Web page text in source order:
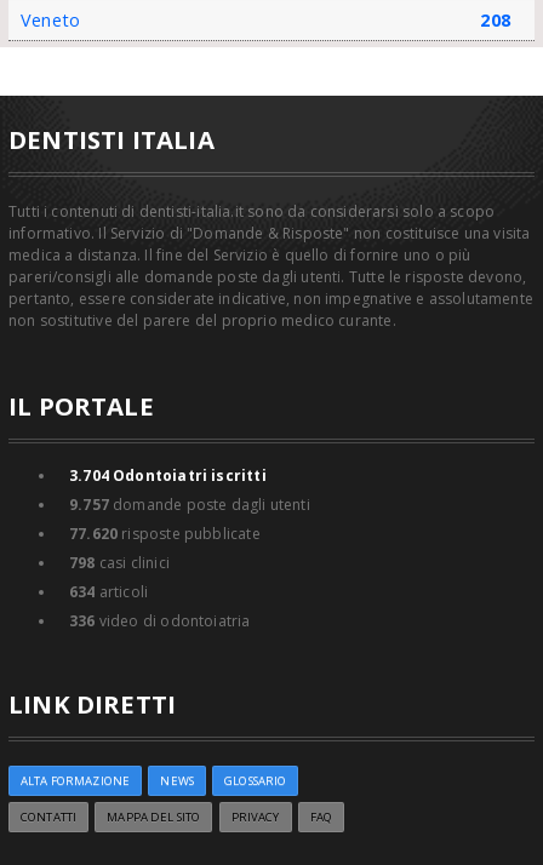
Veneto 208
DENTISTI ITALIA
Tutti i contenuti di dentisti-italia.it sono da considerarsi solo a scopo
informativo. Il Servizio di "Domande & Risposte" non costituisce una visita
medica a distanza. Il fine del Servizio è quello di fornire uno o più
pareri/consigli alle domande poste dagli utenti. Tutte le risposte devono,
pertanto, essere considerate indicative, non impegnative e assolutamente
non sostitutive del parere del proprio medico curante.
IL PORTALE
3.704Odontoiatri iscritti
9.757domande poste dagli utenti
77.620 risposte pubblicate
798 casi clinici
634 articoli
336 video di odontoiatria
LINK DIRETTI
ALTA FORMAZIONE NEWS GLOSSARIO
CONTATTI MAPPA DEL SITO PRIVACY FAQ